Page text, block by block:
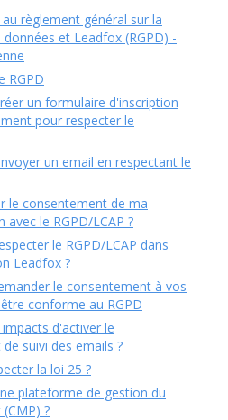
règlement général sur la
et Leadfox (RGPD) -
RGPD
un formulaire d'inscription
pour respecter le
un email en respectant le
le consentement de ma
avec le RGPD/LCAP ?
le RGPD/LCAP dans
Leadfox ?
le consentement à vos
conforme au RGPD
d'activer le
suivi des emails ?
la loi 25 ?
plateforme de gestion du
?